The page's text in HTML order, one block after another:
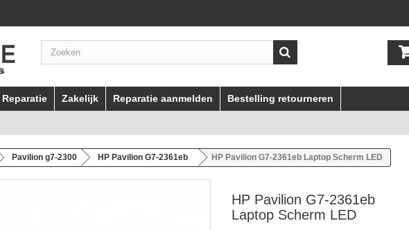
Reparatie Zakelijk Reparatie aanmelden Bestelling retourneren
Pavilion g7-2300 HP Pavilion G7-2361eb HP Pavilion G7-2361eb Laptop Scherm LED
HP Pavilion G7-2361eb
Laptop Scherm LED